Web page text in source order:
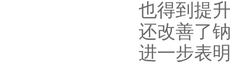
也得到提
还改善了
进一步表